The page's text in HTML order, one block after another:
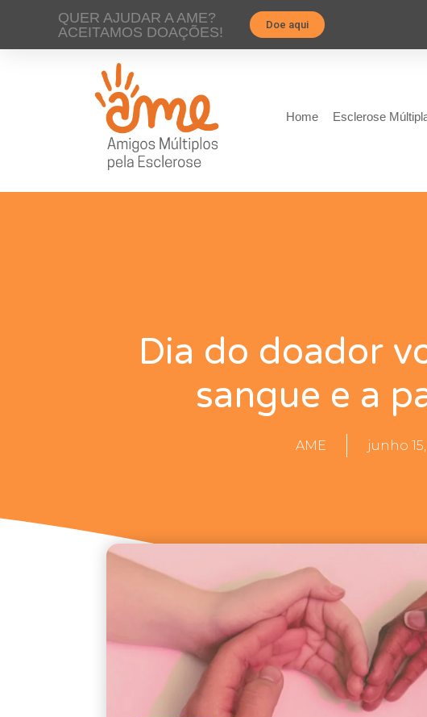
QUER AJUDAR A AME?
ACEITAMOS DOAÇÕES!
Doe aqui
Home Esclerose
Dia do doador
sangue e a
AME junho